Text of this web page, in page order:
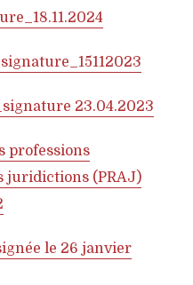
23.04.2023
professions
juridictions (PRAJ)
le 26 janvier